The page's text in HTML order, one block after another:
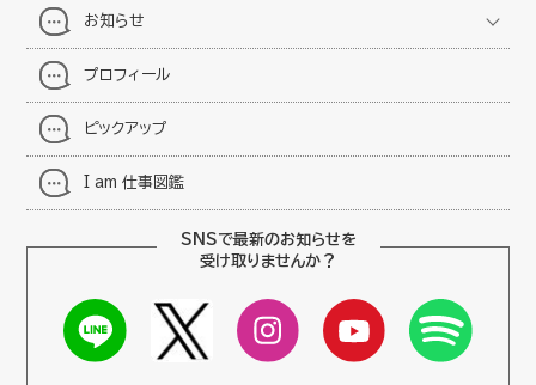
お知らせ
プロフィール
ピックアップ
I am 仕事図鑑
SNSで最新のお知らせを
受け取りませんか？